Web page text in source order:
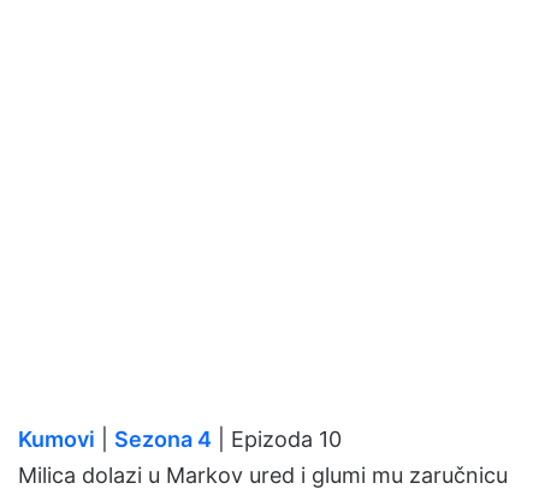
Kumovi Sezona 4 | Epizoda 10
Milica dolazi u Markov ured i glumi mu zaručnicu